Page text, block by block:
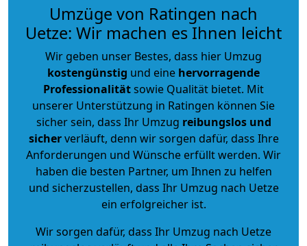
Umzüge von Ratingen nach
Uetze: Wir machen es Ihnen leicht
Wir geben unser Bestes, dass hier Umzug
kostengünstig und eine hervorragende
Professionalitätsowie Qualität bietet. Mit
unserer Unterstützung in Ratingen können Sie
sicher sein, dass Ihr Umzug reibungslos und
sicherverläuft, denn wir sorgen dafür, dass Ihre
Anforderungen und Wünsche erfüllt werden. Wir
haben die besten Partner, um Ihnen zu helfen
und sicherzustellen, dass Ihr Umzug nach Uetze
ein erfolgreicher ist.
Wir sorgen dafür, dass Ihr Umzug nach Uetze